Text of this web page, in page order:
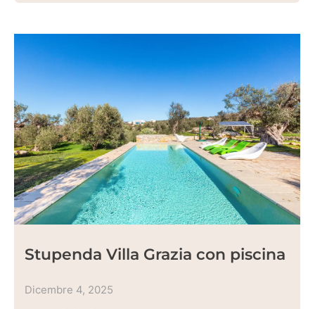
Stupenda Villa Grazia con piscina
Dicembre 4, 2025